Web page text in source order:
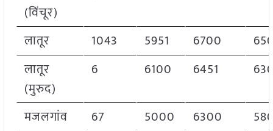
(विंचूर)
लातूर 1043 5951 6700
लातूर
(मुरुद)
6 6100 6451
मजलगांव 67 5000 6300